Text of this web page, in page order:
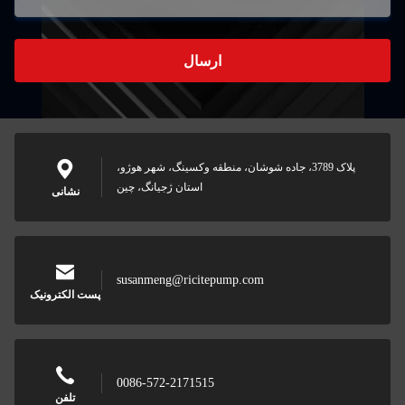
ارسال
نشانی
پلاک 3789، جاده شوشان، منطقه وکسینگ، شهر هوژو،
استان ژجیانگ، چین
پست الکترونیک
susanmeng@ricitepump.com
تلفن
0086-572-2171515